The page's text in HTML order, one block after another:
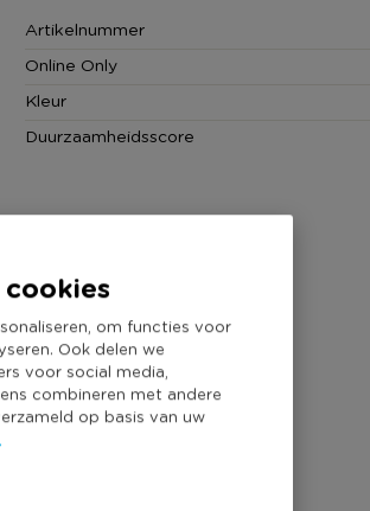
om functies voor
Ook delen we
voor social media,
combineren met andere
op basis van uw
Artikelnummer
Online Only
Kleur
Duurzaamheidsscore